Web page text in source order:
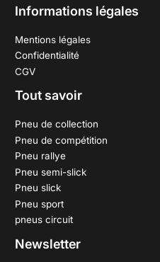
Informations légales
Mentions légales
Confidentialité
CGV
Tout savoir
Pneu de collection
Pneu de compétition
Pneu rallye
Pneu semi-slick
Pneu slick
Pneu sport
pneus circuit
Newsletter